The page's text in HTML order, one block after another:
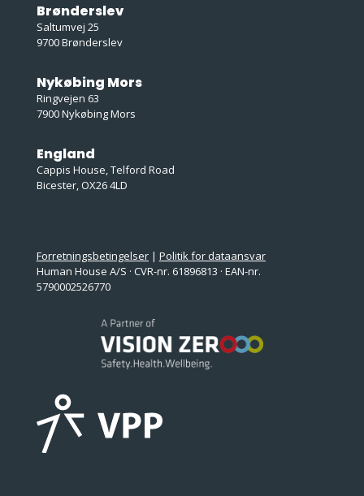
Brønderslev
Saltumvej 25
9700 Brønderslev
Nykøbing Mors
Ringvejen 63
7900 Nykøbing Mors
England
Cappis House, Telford Road
Bicester, OX26 4LD
Forretningsbetingelser| Politik for dataansvar
Human House A/S · CVR-nr. 61896813 · EAN-nr.
5790002526770